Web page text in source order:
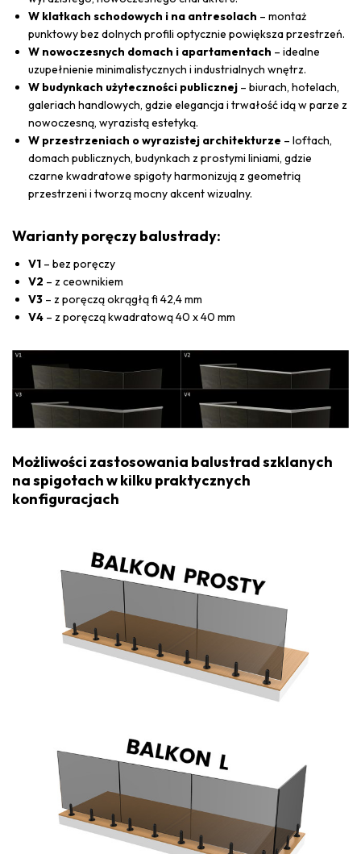
W klatkach schodowych i na antresolach – montaż
punktowy bez dolnych profili optycznie powiększa przestrzeń.
W nowoczesnych domach i apartamentach – idealne
uzupełnienie minimalistycznych i industrialnych wnętrz.
W budynkach użyteczności publicznej – biurach, hotelach,
galeriach handlowych, gdzie elegancja i trwałość idą w parze z
nowoczesną, wyrazistą estetyką.
W przestrzeniach o wyrazistej architekturze – loftach,
domach publicznych, budynkach z prostymi liniami, gdzie
czarne kwadratowe spigoty harmonizują z geometrią
przestrzeni i tworzą mocny akcent wizualny.
Warianty poręczy balustrady:
V1 – bez poręczy
V2 – z ceownikiem
V3 – z poręczą okrągłą fi 42,4 mm
V4 – z poręczą kwadratową 40 x 40 mm
Możliwości zastosowania balustrad szklanych
na spigotach w kilku praktycznych
konfiguracjach